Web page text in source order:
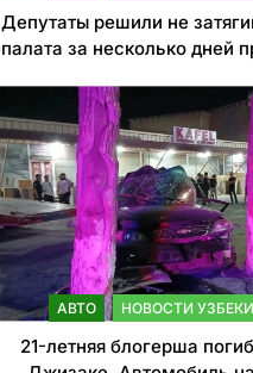
Депутаты решили не
палата за несколько дней
нарушителей
АВТО НОВОСТИ
21-летняя блогерша